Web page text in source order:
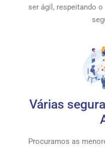
ser ágil, respeitando
Várias
Procuramos as